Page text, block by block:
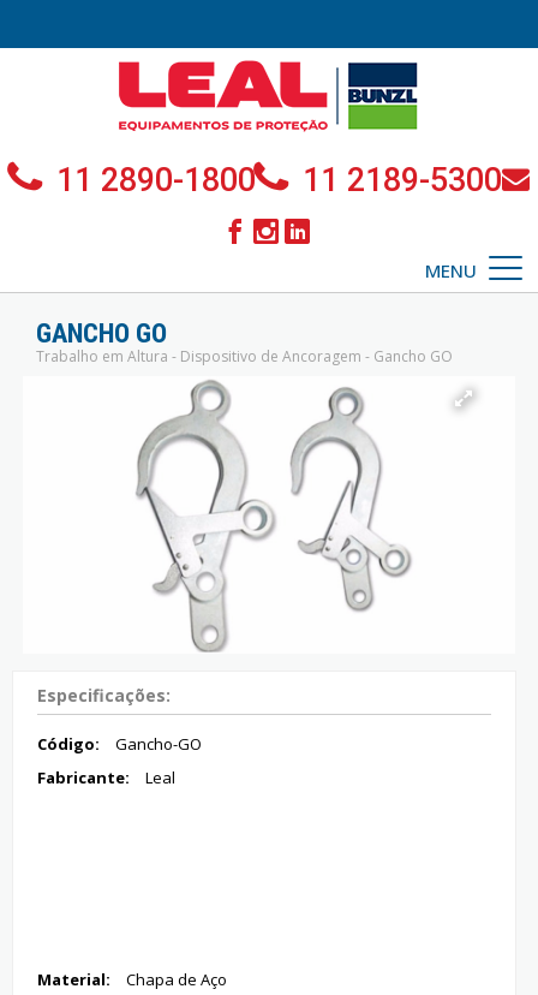
11 2890-1800 11 2189-5300
MENU
GANCHO GO
Trabalho em Altura - Dispositivo de Ancoragem - Gancho GO
Especificações:
Código:
Gancho-GO
Fabricante:
Leal
Material: Chapa de Aço